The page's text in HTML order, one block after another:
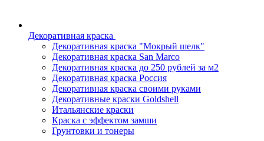
Декоративная краска
Декоративная краска "Мокрый шелк"
Декоративная краска San Marco
Декоративная краска до 250 рублей за м2
Декоративная краска Россия
Декоративная краска своими руками
Декоративные краски Goldshell
Итальянские краски
Краска с эффектом замши
Грунтовки и тонеры